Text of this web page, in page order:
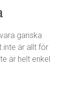
ganska
inte är allt för
är helt enkel